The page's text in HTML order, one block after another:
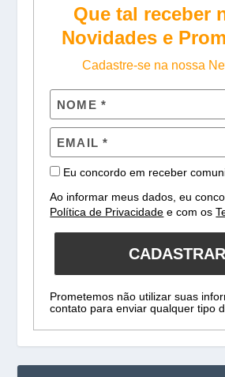
Que tal receber
Novidades e
Cadastre-se na nossa
Eu concordo em receber
Ao informar meus dados, eu
Política de Privacidade e com os
CADASTRAR
Prometemos não utilizar suas
contato para enviar qualquer tipo